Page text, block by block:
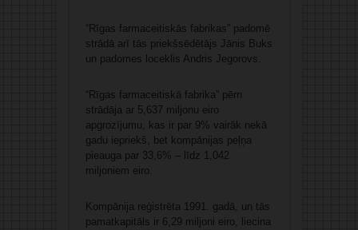
“Rīgas farmaceitiskās fabrikas” padomē
strādā arī tās priekšsēdētājs Jānis Buks
un padomes loceklis Andris Jegorovs.
“Rīgas farmaceitiskā fabrika” pērn
strādāja ar 5,637 miljonu eiro
apgrozījumu, kas ir par 9% vairāk nekā
gadu iepriekš, bet kompānijas peļņa
pieauga par 33,6% – līdz 1,042
miljoniem eiro.
Kompānija reģistrēta 1991. gadā, un tās
pamatkapitāls ir 6,29 miljoni eiro, liecina